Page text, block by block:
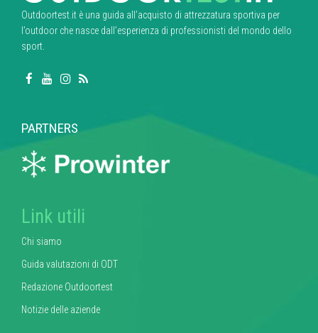
Outdoortest.it è una guida all’acquisto di attrezzatura sportiva per
l’outdoor che nasce dall’esperienza di professionisti del mondo dello
sport.
PARTNERS
Link utili
Chi siamo
Guida valutazioni di ODT
Redazione Outdoortest
Notizie delle aziende